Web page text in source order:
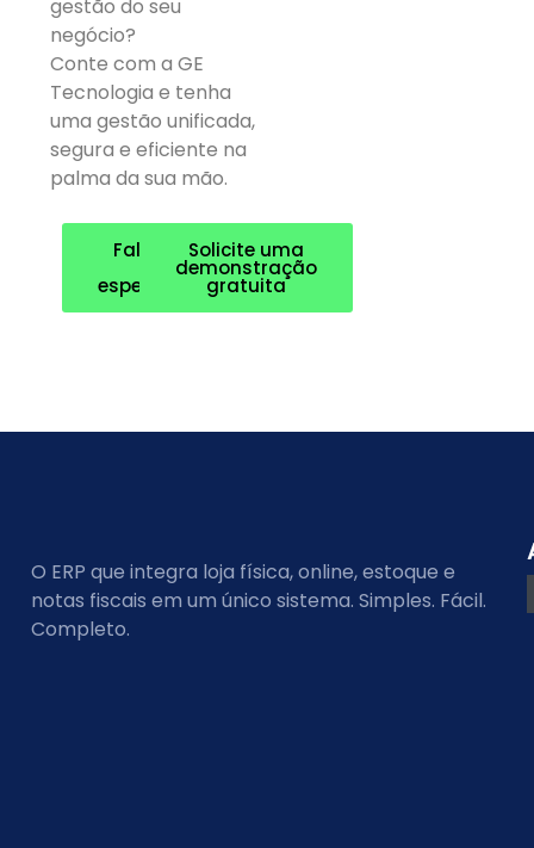
gestão do seu
negócio?
Conte com a GE
Tecnologia e tenha
uma gestão unificada,
segura e eficiente na
palma da sua mão.
Fale com
especialista
Solicite uma
demonstração
gratuita
O ERP que integra loja física, online, estoque e
notas fiscais em um único sistema. Simples. Fácil.
Completo.